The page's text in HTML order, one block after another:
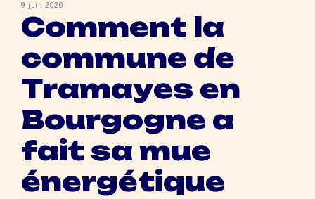
9 juin 2020
Comment la
commune de
Tramayes en
Bourgogne a
fait sa mue
énergétique